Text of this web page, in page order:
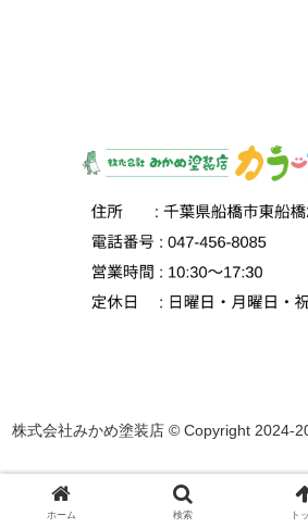
株式会社みかめ塗装店 © Copyright 2024-
ホーム 検索 ト